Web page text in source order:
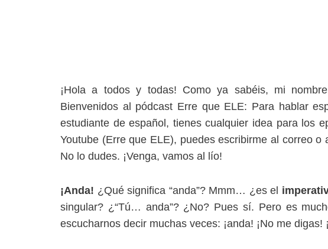
¡Hola a todos y todas! Como ya sabéis, mi
Bienvenidos al pódcast Erre que ELE: Para hablar
estudiante de español, tienes cualquier idea para los
Youtube (Erre que ELE), puedes escribirme al correo
No lo dudes. ¡Venga, vamos al lío!
¡Anda! ¿Qué significa “anda”? Mmm… ¿es el
singular? ¿“Tú… anda”? ¿No? Pues sí. Pero es
escucharnos decir muchas veces: ¡anda! ¡No me